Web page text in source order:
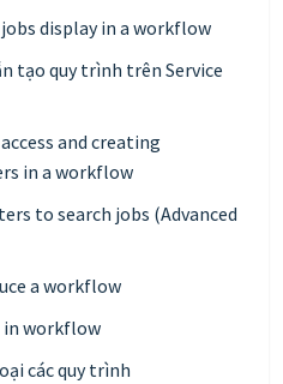
display in a workflow
tạo quy trình trên Service
and creating
in a workflow
to search jobs (Advanced
a workflow
in workflow
các quy trình